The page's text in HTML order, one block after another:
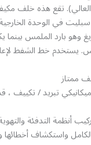
تقع هذه خلف
في الوحدة
وهو بارد الملمس بينما
يستخدم خط الشفط
ممتاز
تبريد / تكييف ،
أنظمة التدفئة
واستكشاف أخطائها